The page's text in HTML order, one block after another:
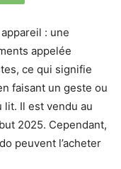
: une
appelée
ce qui signifie
faisant un geste ou
lit. Il est vendu au
2025. Cependant,
peuvent l’acheter